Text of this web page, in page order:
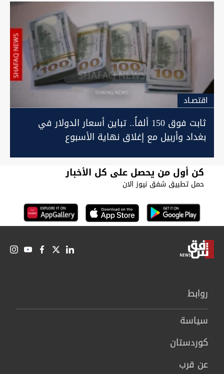
اقتصـاد
ثابت فوق 150 ألفاً.. تباين أسعار الدولار في
بغداد وأربيل مع إغلاق نهاية الأسبوع
كن أول من يحصل على كل الأخبار
حمل تطبيق شفق نيوز الان
روابط
سیاسة
كوردستان
عن قرب